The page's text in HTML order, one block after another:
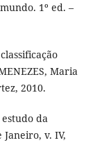
1º ed. –
Maria
2010.
da
v. IV,